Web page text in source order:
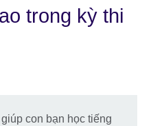
trong kỳ thi
con bạn học tiếng